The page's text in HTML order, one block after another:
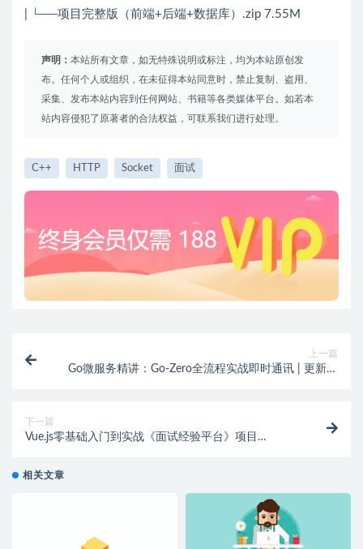
| └──项目完整版（前端+后端+数据库）.zip 7.55M
声明： 本站所有文章，如无特殊说明或标注，均为本站原创发
布。任何个人或组织，在未征得本站同意时，禁止复制、盗用、
采集、发布本站内容到任何网站、书籍等各类媒体平台。如若本
站内容侵犯了原著者的合法权益，可联系我们进行处理。
C++ HTTP Socket 面试
上一篇
Go微服务精讲：Go-Zero全流程实战即时通讯 | 更新完
下一篇
Vue.js零基础入门到实战《面试经验平台》项目
相关文章